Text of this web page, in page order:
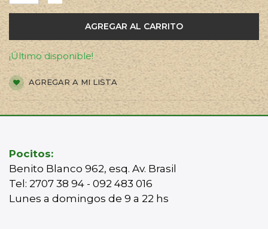
AGREGAR AL CARRITO
¡Último disponible!
AGREGAR A MI LISTA
Pocitos:
Benito Blanco 962, esq. Av. Brasil
Tel: 2707 38 94 - 092 483 016
Lunes a domingos de 9 a 22 hs